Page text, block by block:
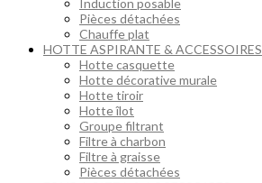
Pièces détachées
Chauffe plat
HOTTE ASPIRANTE & ACCESSOIRES
Hotte casquette
Hotte décorative murale
Hotte tiroir
Hotte îlot
Groupe filtrant
Filtre à charbon
Filtre à graisse
Pièces détachées